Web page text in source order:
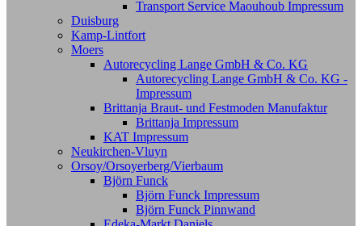
Transport Service Maouhoub Impressum
Duisburg
Kamp-Lintfort
Moers
Autorecycling Lange GmbH & Co. KG
Autorecycling Lange GmbH & Co. KG -
Impressum
Brittanja Braut- und Festmoden Manufaktur
Brittanja Impressum
KAT Impressum
Neukirchen-Vluyn
Orsoy/Orsoyerberg/Vierbaum
Björn Funck
Björn Funck Impressum
Björn Funck Pinnwand